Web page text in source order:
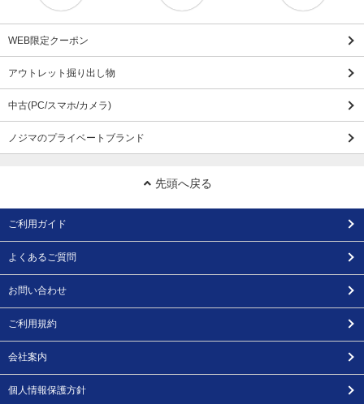
WEB限定クーポン
アウトレット掘り出し物
中古(PC/スマホ/カメラ)
ノジマのプライベートブランド
先頭へ戻る
ご利用ガイド
よくあるご質問
お問い合わせ
ご利用規約
会社案内
個人情報保護方針